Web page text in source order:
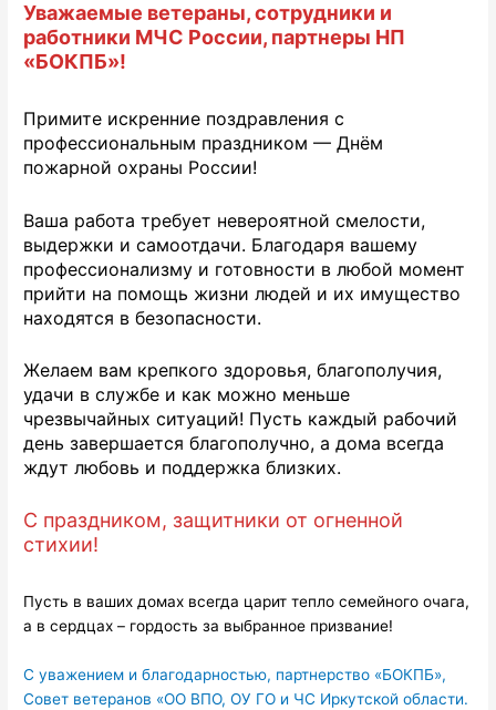
Уважаемые ветераны, сотрудники и
работники МЧС России, партнеры НП
«БОКПБ»!
Примите искренние поздравления с
профессиональным праздником — Днём
пожарной охраны России!
Ваша работа требует невероятной смелости,
выдержки и самоотдачи. Благодаря вашему
профессионализму и готовности в любой момент
прийти на помощь жизни людей и их имущество
находятся в безопасности.
Желаем вам крепкого здоровья, благополучия,
удачи в службе и как можно меньше
чрезвычайных ситуаций! Пусть каждый рабочий
день завершается благополучно, а дома всегда
ждут любовь и поддержка близких.
С праздником, защитники от огненной
стихии!
Пусть в ваших домах всегда царит тепло семейного очага,
а в сердцах – гордость за выбранное призвание!
С уважением и благодарностью, партнерство «БОКПБ»,
Совет ветеранов «ОО ВПО, ОУ ГО и ЧС Иркутской области.